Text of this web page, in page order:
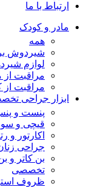
ارتباط با ما
مادر و کودک
همه
شیردوش
لوازم
مراقبت از
مراقبت از
ابزار جراحی
پنست و
قیچی و
اکارتور و
جراحی
بن کاتر و
تخصصی
ظروف